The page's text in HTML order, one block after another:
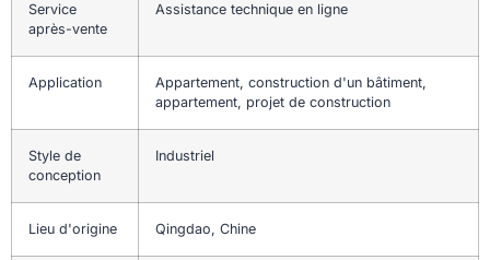
Service
après-vente
Assistance technique en ligne
Application
Appartement, construction d'un bâtiment,
appartement, projet de construction
Style de
conception
Industriel
Lieu d'origine Qingdao, Chine